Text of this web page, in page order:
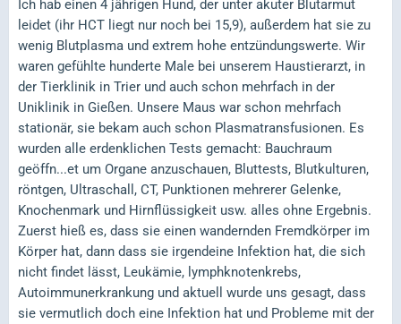
Ich hab einen 4 jährigen Hund, der unter akuter Blutarmut
leidet (ihr HCT liegt nur noch bei 15,9), außerdem hat sie zu
wenig Blutplasma und extrem hohe entzündungswerte. Wir
waren gefühlte hunderte Male bei unserem Haustierarzt, in
der Tierklinik in Trier und auch schon mehrfach in der
Uniklinik in Gießen. Unsere Maus war schon mehrfach
stationär, sie bekam auch schon Plasmatransfusionen. Es
wurden alle erdenklichen Tests gemacht: Bauchraum
geöffn...et um Organe anzuschauen, Bluttests, Blutkulturen,
röntgen, Ultraschall, CT, Punktionen mehrerer Gelenke,
Knochenmark und Hirnflüssigkeit usw. alles ohne Ergebnis.
Zuerst hieß es, dass sie einen wandernden Fremdkörper im
Körper hat, dann dass sie irgendeine Infektion hat, die sich
nicht findet lässt, Leukämie, lymphknotenkrebs,
Autoimmunerkrankung und aktuell wurde uns gesagt, dass
sie vermutlich doch eine Infektion hat und Probleme mit der